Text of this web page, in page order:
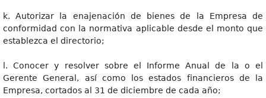
k. Autorizar la enajenación de bienes de la Empresa de
conformidad con la normativa aplicable desde el monto que
establezca el directorio;
l. Conocer y resolver sobre el Informe Anual de la o el
Gerente General, así como los estados financieros de la
Empresa, cortados al 31 de diciembre de cada año;